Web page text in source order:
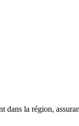
la région,